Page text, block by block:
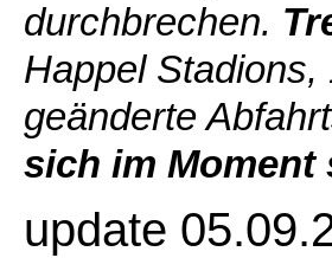
durchbrechen.
Happel Stadions,
geänderte
sich im Moment
update